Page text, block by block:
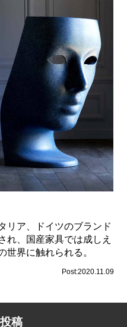
リア、ドイツのブランド
れ、国産家具では成しえ
世界に触れられる。
Post:2020.11.09
稿